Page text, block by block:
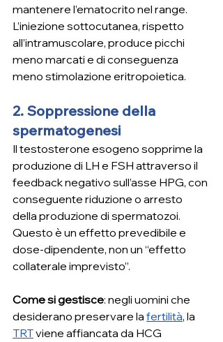
mantenere l’ematocrito nel range.
L’iniezione sottocutanea, rispetto
all’intramuscolare, produce picchi
meno marcati e di conseguenza
meno stimolazione eritropoietica.
2. Soppressione della
spermatogenesi
Il testosterone esogeno sopprime la
produzione di LH e FSH attraverso il
feedback negativo sull’asse HPG, con
conseguente riduzione o arresto
della produzione di spermatozoi.
Questo è un effetto prevedibile e
dose-dipendente, non un “effetto
collaterale imprevisto”.
Come si gestisce: negli uomini che
desiderano preservare la fertilità, la
TRT viene affiancata da HCG